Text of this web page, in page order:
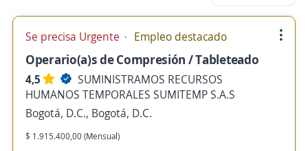
Se precisa Urgente Empleo destacado
Operario(a)s de Compresión / Tableteado
4,5
SUMINISTRAMOS RECURSOS
HUMANOS TEMPORALES SUMITEMP S.A.S
Bogotá, D.C., Bogotá, D.C.
$ 1.915.400,00 (Mensual)